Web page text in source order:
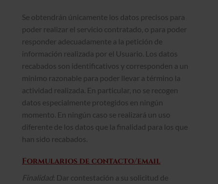
Se obtendrán únicamente los datos precisos para
poder realizar el servicio contratado, o para poder
responder adecuadamente a la petición de
información realizada por el Usuario. Los datos
recabados son identificativos y corresponden a un
mínimo razonable para poder llevar a término la
actividad realizada. En particular, no se recogen
datos especialmente protegidos en ningún
momento. En ningún caso se realizará un uso
diferente de los datos que la finalidad para los que
han sido recabados.
Formularios de contacto/email
Finalidad: Dar contestación a su solicitud de